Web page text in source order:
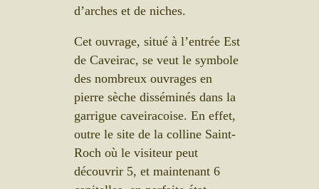
d’arches et de niches.
Cet ouvrage, situé à l’entrée Est
de Caveirac, se veut le symbole
des nombreux ouvrages en
pierre sèche disséminés dans la
garrigue caveiracoise. En effet,
outre le site de la colline Saint-
Roch où le visiteur peut
découvrir 5, et maintenant 6